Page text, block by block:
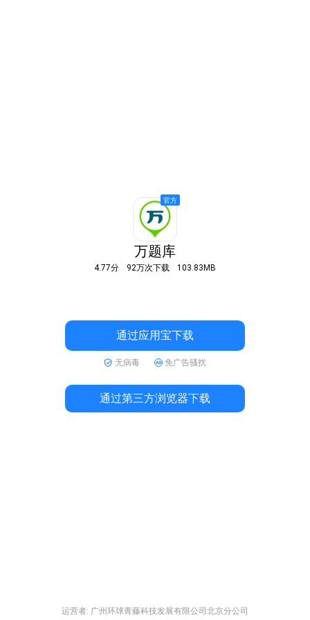
万题库
4.77分 92万次下载 103.83MB
通过应用宝下载
无病毒 免广告骚扰
通过第三方浏览器下载
运营者: 广州环球青藤科技发展有限公司北京分公司